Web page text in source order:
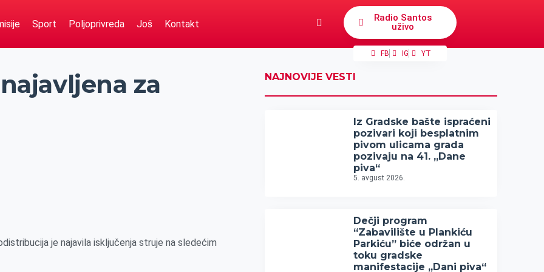
Sport Poljoprivreda Još Kontakt
Radio Santos
uživo
FB IG YT
za
je najavila isključenja struje na sledećim
NAJNOVIJE VESTI
Iz Gradske bašte ispraćeni
pozivari koji besplatnim
pivom ulicama grada
pozivaju na 41. „Dane
piva“
5. avgust 2026.
Dečji program
“Zabavilište u Plankiću
Parkiću” biće održan u
toku gradske
manifestacije „Dani piva“